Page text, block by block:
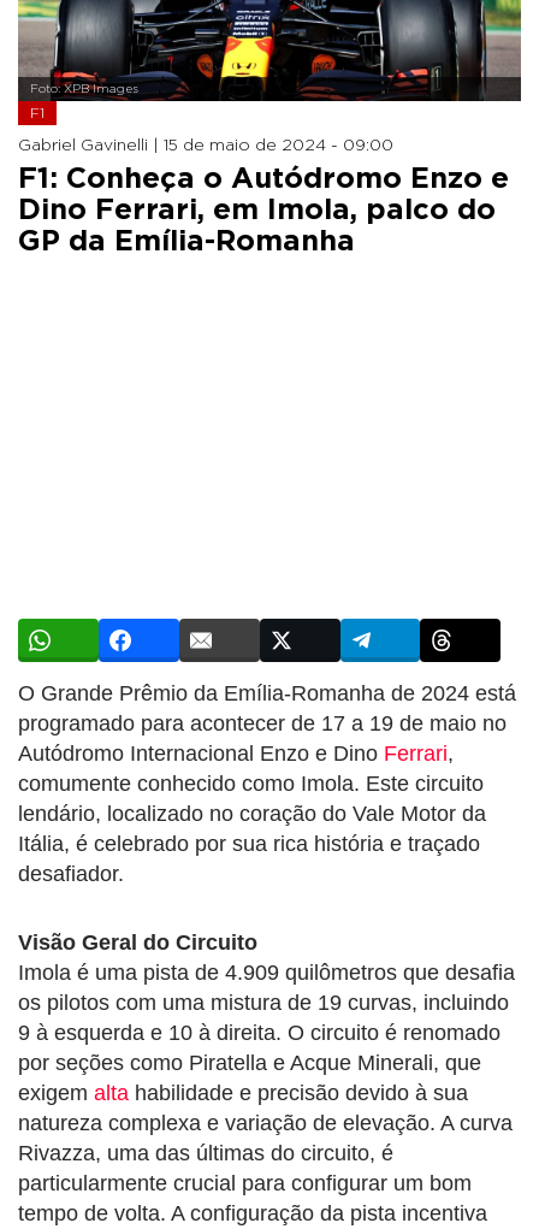
Foto: XPB Images
F1
Gabriel Gavinelli | 15 de maio de 2024 - 09:00
F1: Conheça o Autódromo Enzo e
Dino Ferrari, em Imola, palco do
GP da Emília-Romanha
O Grande Prêmio da Emília-Romanha de 2024 está
programado para acontecer de 17 a 19 de maio no
Autódromo Internacional Enzo e Dino Ferrari,
comumente conhecido como Imola. Este circuito
lendário, localizado no coração do Vale Motor da
Itália, é celebrado por sua rica história e traçado
desafiador.
Visão Geral do Circuito
Imola é uma pista de 4.909 quilômetros que desafia
os pilotos com uma mistura de 19 curvas, incluindo
9 à esquerda e 10 à direita. O circuito é renomado
por seções como Piratella e Acque Minerali, que
exigem alta habilidade e precisão devido à sua
natureza complexa e variação de elevação. A curva
Rivazza, uma das últimas do circuito, é
particularmente crucial para configurar um bom
tempo de volta. A configuração da pista incentiva